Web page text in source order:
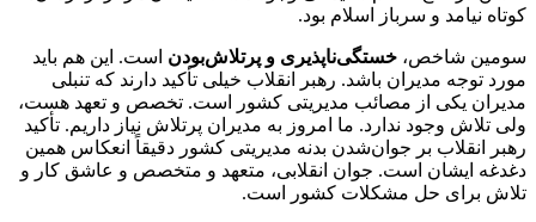
کوتاه نیامد و سرباز اسلام بود.
سومین شاخص، خستگی‌ناپذیری و پرتلاش‌بودن است. این هم باید
مورد توجه مدیران باشد. رهبر انقلاب خیلی تأکید دارند که تنبلی
مدیران یکی از مصائب مدیریتی کشور است. تخصص و تعهد هست،
ولی تلاش وجود ندارد. ما امروز به مدیران پرتلاش نیاز داریم. تأکید
رهبر انقلاب بر جوان‌شدن بدنه مدیریتی کشور دقیقاً انعکاس همین
دغدغه ایشان است. جوان انقلابی، متعهد و متخصص و عاشق کار و
تلاش برای حل مشکلات کشور است.